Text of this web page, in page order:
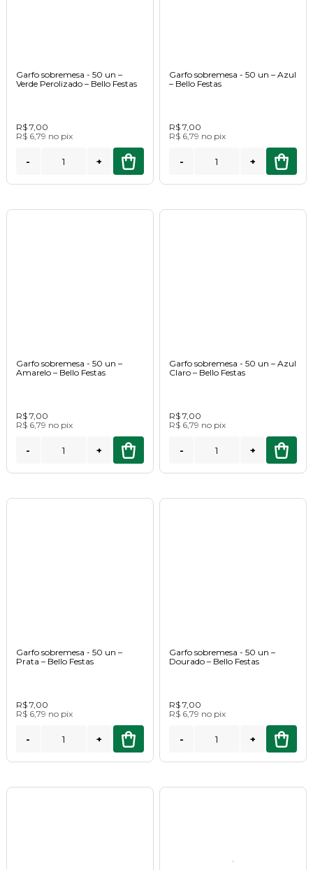
Garfo sobremesa - 50 un –
Verde Perolizado – Bello Festas
R$ 7,00
R$ 6,79 no pix
- +
Garfo sobremesa - 50 un – Azul
– Bello Festas
R$ 7,00
R$ 6,79 no pix
- +
Garfo sobremesa - 50 un –
Amarelo – Bello Festas
R$ 7,00
R$ 6,79 no pix
- +
Garfo sobremesa - 50 un – Azul
Claro – Bello Festas
R$ 7,00
R$ 6,79 no pix
- +
Garfo sobremesa - 50 un –
Prata – Bello Festas
R$ 7,00
R$ 6,79 no pix
- +
Garfo sobremesa - 50 un –
Dourado – Bello Festas
R$ 7,00
R$ 6,79 no pix
- +